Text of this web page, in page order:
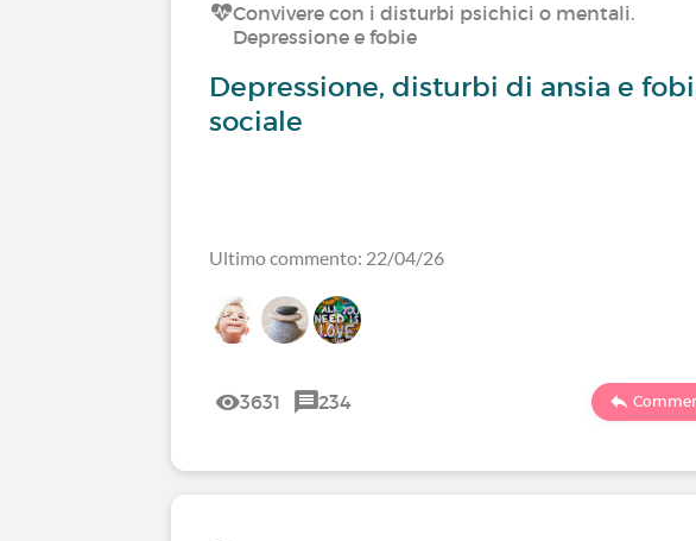
Convivere con i disturbi psichici o mentali.
Depressione e fobie
Depressione, disturbi di ansia e
sociale
Ultimo commento: 22/04/26
3631 234